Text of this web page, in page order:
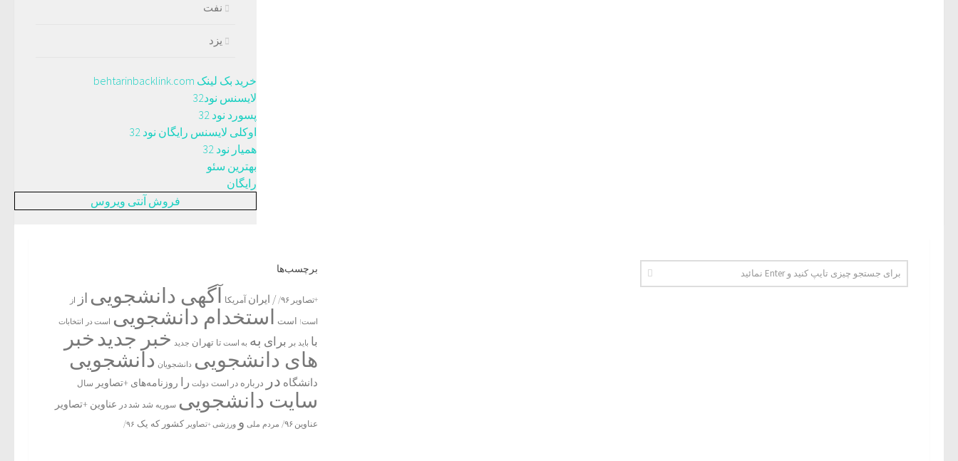
نفت
یزد
خرید بک لینک behtarinbacklink.com
لایسنس نود32
پسورد نود 32
اوکلی لایسنس رایگان نود 32
همیار نود 32
بهترین سئو
رایگان
فروش آنتی ویروس
برچسب‌ها
+تصاویر ۹۶/ / ایران آمریکا آگهی دانشجویی از از
است! است استخدام دانشجویی است در انتخابات
با باید بر برای به به است تا تهران جدید خبر جدیدخبر
های دانشجویی دانشجویان دانشجویی
دانشگاه در درباره در ﺍﺳﺖ دولت را روزنامه‌های +تصاویر سال
سایت دانشجویی سوریه شد شد در عناوین +تصاویر
عناوین ۹۶/ مردم ملی و ورزشی +تصاویر کشور که یک ۹۶/